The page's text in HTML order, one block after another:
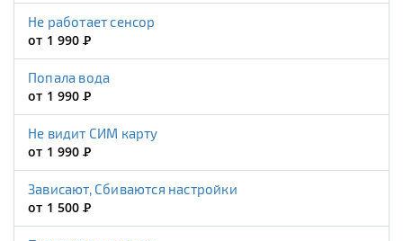
Не работает сенсор
от 1 990Р
Попала вода
от 1 990Р
Не видит СИМ карту
от 1 990Р
Зависают, Сбиваются настройки
от 1 500Р